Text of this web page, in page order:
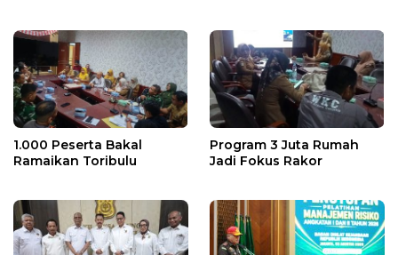
1.000 Peserta Bakal
Ramaikan Toribulu
Program 3 Juta Rumah
Jadi Fokus Rakor